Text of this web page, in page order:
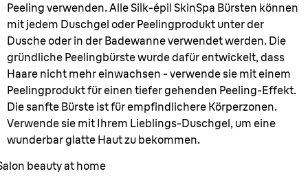
Peeling verwenden. Alle Silk-épil SkinSpa Bürsten können
mit jedem Duschgel oder Peelingprodukt unter der
Dusche oder in der Badewanne verwendet werden. Die
gründliche Peelingbürste wurde dafür entwickelt, dass
Haare nicht mehr einwachsen - verwende sie mit einem
Peelingprodukt für einen tiefer gehenden Peeling-Effekt.
Die sanfte Bürste ist für empfindlichere Körperzonen.
Verwende sie mit Ihrem Lieblings-Duschgel, um eine
wunderbar glatte Haut zu bekommen.
beauty at home